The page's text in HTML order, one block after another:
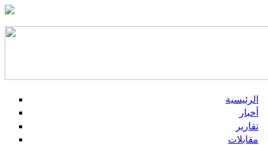
الرئيسية
أخبار
تقارير
مقابلات